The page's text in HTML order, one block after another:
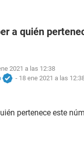
a quién
2021 a las 12:38
- 18 ene 2021 a las
pertenece este